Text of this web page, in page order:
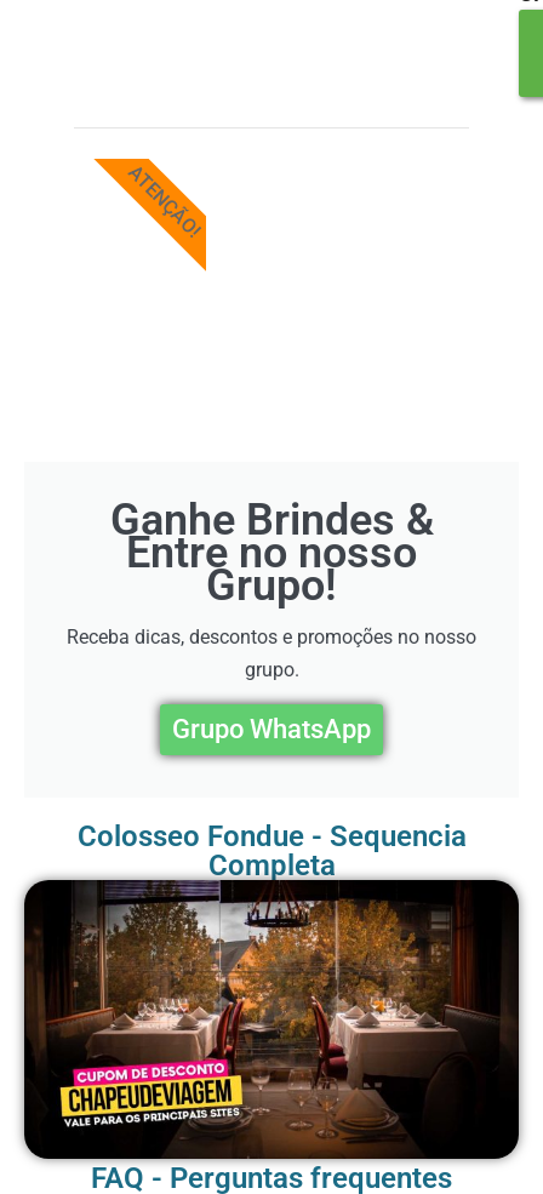
Ganhe Brindes &
Entre no nosso
Grupo!
Receba dicas, descontos e promoções no nosso
grupo.
Grupo WhatsApp
ATENÇÃO!
Colosseo Fondue - Sequencia
Completa
FAQ - Perguntas frequentes